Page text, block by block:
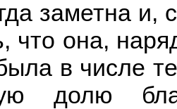
заметна и,
что она,
в числе
долю